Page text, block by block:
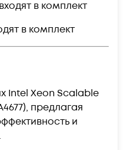
в комплект
в комплект
Intel Xeon Scalable
предлагая
и